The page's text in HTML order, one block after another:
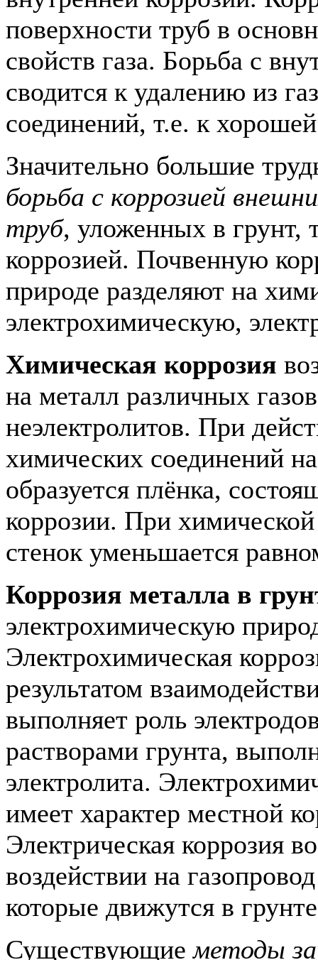
поверхности труб в
свойств газа. Борьба с
сводится к удалению из
соединений, т.е. к
Значительно большие
борьба с коррозией
труб, уложенных в грунт,
коррозией. Почвенную
природе разделяют на
электрохимическую,
Химическая коррозия
на металл различных
неэлектролитов. При
химических соединений
образуется плёнка,
коррозии. При
стенок уменьшается
Коррозия металла в
электрохимическую
Электрохимическая
результатом
выполняет роль
растворами грунта,
электролита.
имеет характер местной
Электрическая коррозия
воздействии на
которые движутся в
Существующиеметоды